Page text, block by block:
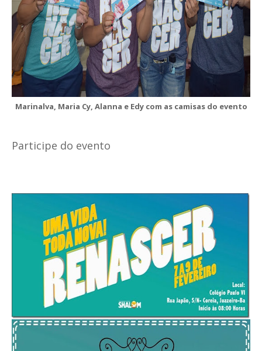
Marinalva, Maria Cy, Alanna e Edy com as camisas do evento
Participe do evento